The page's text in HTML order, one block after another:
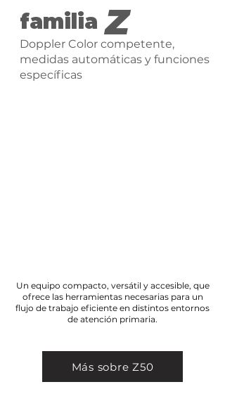
familia Z
Doppler Color competente,
medidas automáticas y funciones
específicas
Un equipo compacto, versátil y accesible, que
ofrece las herramientas necesarias para un
flujo de trabajo eficiente en distintos entornos
de atención primaria.
Más sobre Z50